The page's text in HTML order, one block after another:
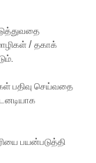
/ தகாக்
பதிவு செய்வதை
பயன்படுத்தி